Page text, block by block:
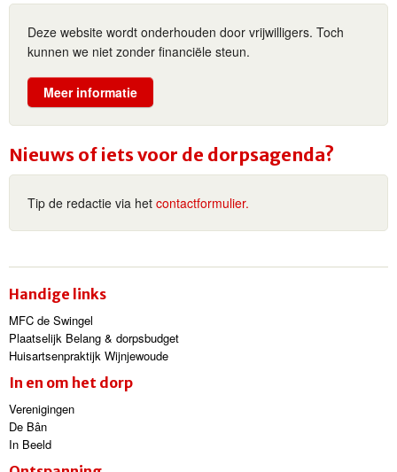
Deze website wordt onderhouden door vrijwilligers. Toch
kunnen we niet zonder financiële steun.
Meer informatie
Nieuws of iets voor de dorpsagenda?
Tip de redactie via het contactformulier.
Handige links
MFC de Swingel
Plaatselijk Belang & dorpsbudget
Huisartsenpraktijk Wijnjewoude
In en om het dorp
Verenigingen
De Bân
In Beeld